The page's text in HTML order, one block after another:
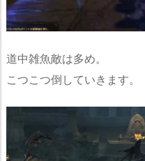
道中雑魚敵は多め。
こつこつ倒していきます。